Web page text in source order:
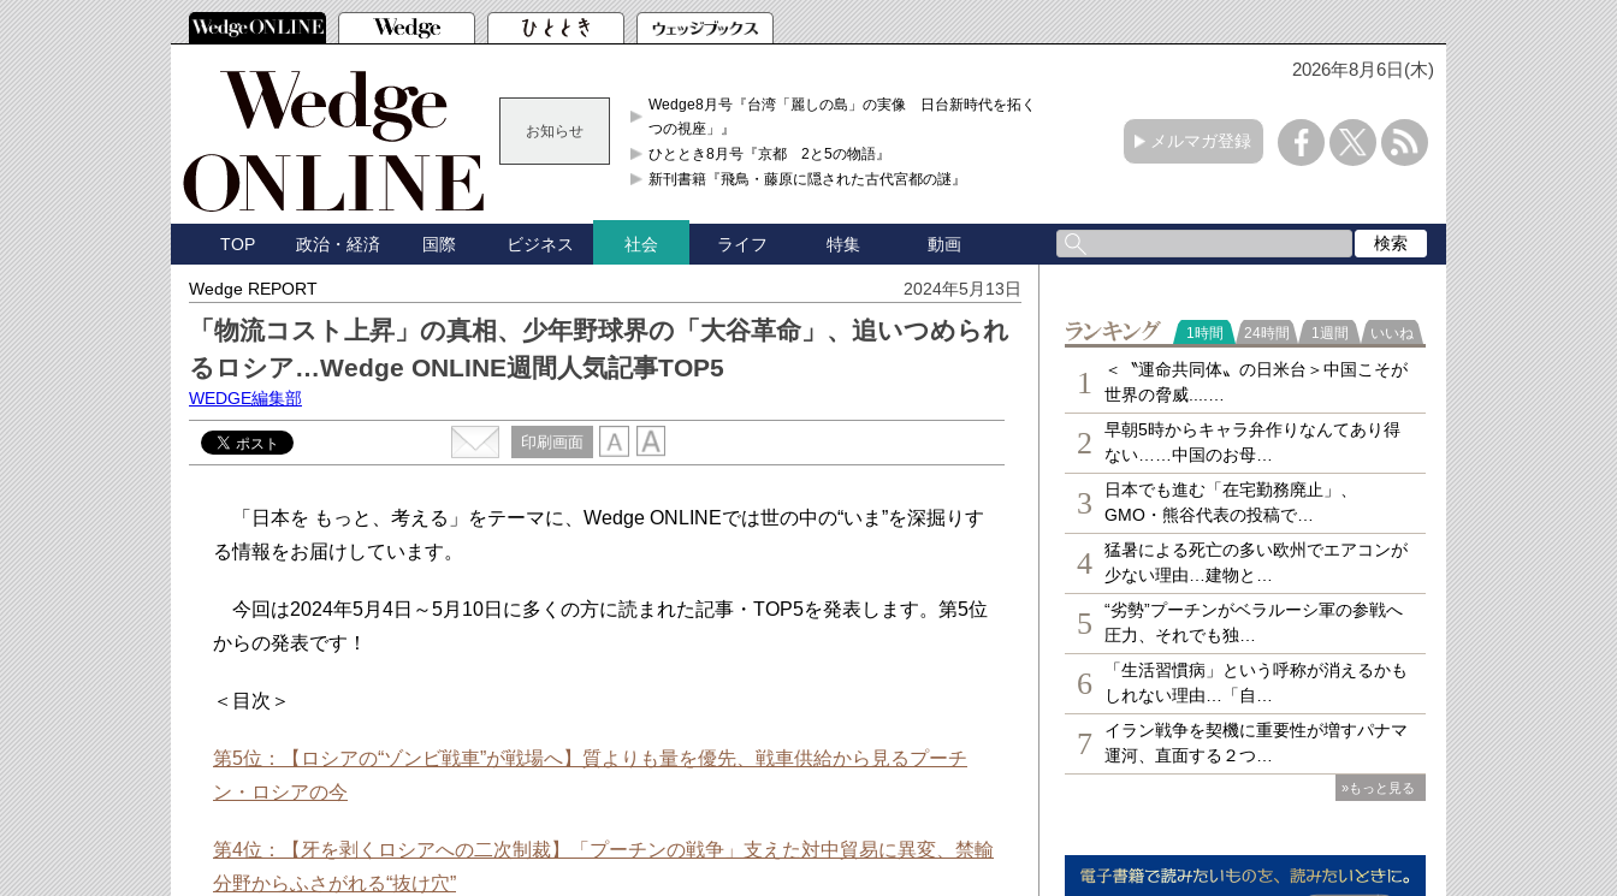
2026年8月6日(木)
お知らせ
Wedge8月号『台湾「麗しの島」の実像 日台新時代を拓く「3
つの視座」』
ひととき8月号『京都 2と5の物語』
新刊書籍『飛鳥・藤原に隠された古代宮都の謎』
メルマガ登録
TOP 政治・経済 国際 ビジネス 社会 ライフ 特集 動画
Wedge REPORT 2024年5月13日
「物流コスト上昇」の真相、少年野球界の「大谷革命」、追いつめられ
るロシア…Wedge ONLINE週間人気記事TOP5
WEDGE編集部
印刷画面
「日本を もっと、考える」をテーマに、Wedge ONLINEでは世の中の“いま”を深掘りす
る情報をお届けしています。
今回は2024年5月4日～5月10日に多くの方に読まれた記事・TOP5を発表します。第5位
からの発表です！
＜目次＞
第5位：【ロシアの“ゾンビ戦車”が戦場へ】質よりも量を優先、戦車供給から見るプーチ
ン・ロシアの今
第4位：【牙を剥くロシアへの二次制裁】「プーチンの戦争」支えた対中貿易に異変、禁輸
分野からふさがれる“抜け穴”
ランキング
1時間 24時間 1週間 いいね
1
＜〝運命共同体〟の日米台＞中国こそが
世界の脅威....…
2
早朝5時からキャラ弁作りなんてあり得
ない……中国のお母…
3
日本でも進む「在宅勤務廃止」、
GMO・熊谷代表の投稿で…
4
猛暑による死亡の多い欧州でエアコンが
少ない理由…建物と…
5
“劣勢”プーチンがベラルーシ軍の参戦へ
圧力、それでも独…
6
「生活習慣病」という呼称が消えるかも
しれない理由…「自…
7
イラン戦争を契機に重要性が増すパナマ
運河、直面する２つ…
»もっと見る